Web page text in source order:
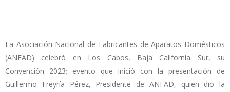
La Asociación Nacional de Fabricantes de Aparatos Domésticos
(ANFAD) celebró en Los Cabos, Baja California Sur, su
Convención 2023; evento que inició con la presentación de
Guillermo Freyría Pérez, Presidente de ANFAD, quien dio la